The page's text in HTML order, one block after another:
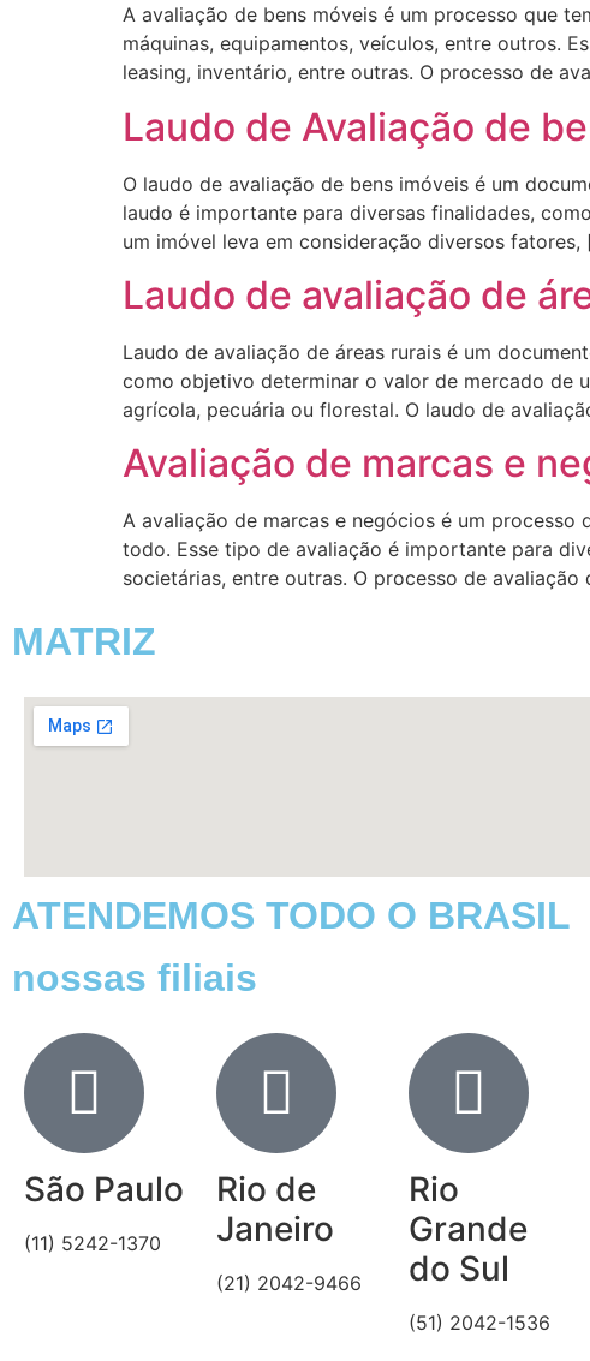
A avaliação de bens móveis é um processo que
máquinas, equipamentos, veículos, entre outros.
leasing, inventário, entre outras. O processo de
Laudo de Avaliação de
O laudo de avaliação de bens imóveis é um
laudo é importante para diversas finalidades,
um imóvel leva em consideração diversos fatores,
Laudo de avaliação de
Laudo de avaliação de áreas rurais é um
como objetivo determinar o valor de mercado de
agrícola, pecuária ou florestal. O laudo de
Avaliação de marcas e
A avaliação de marcas e negócios é um
todo. Esse tipo de avaliação é importante para
societárias, entre outras. O processo de avaliação
MATRIZ
ATENDEMOS TODO O BRASIL
nossas filiais
São Paulo
(11) 5242-1370
Rio de
Janeiro
(21) 2042-9466
Rio
Grande
do Sul
(51) 2042-1536